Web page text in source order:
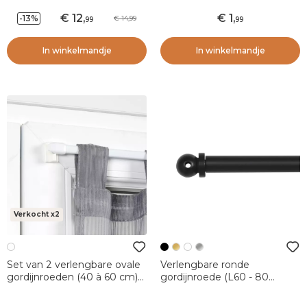
-13% 12,99 14,99
In winkelmandje
1,99
In winkelmandje
Verkocht x2
Set van 2 verlengbare ovale
gordijnroeden (40 à 60 cm)
Verlengbare ronde
gordijnroede (L60 - 80